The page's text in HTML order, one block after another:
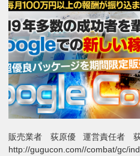
販売業者 荻原優 運営責任者
http://gugucon.com//combat/gc/